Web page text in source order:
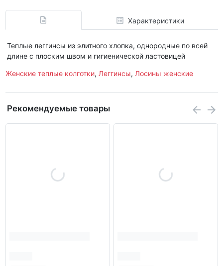
Характеристики
Теплые леггинсы из элитного хлопка, однородные по всей
длине с плоским швом и гигиенической ластовицей
Женские теплые колготки, Леггинсы, Лосины женские
Рекомендуемые товары